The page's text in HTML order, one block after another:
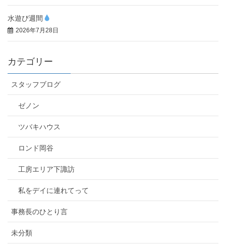
水遊び週間
2026年7月28日
カテゴリー
スタッフブログ
ゼノン
ツバキハウス
ロンド岡谷
工房エリア下諏訪
私をデイに連れてって
事務長のひとり言
未分類